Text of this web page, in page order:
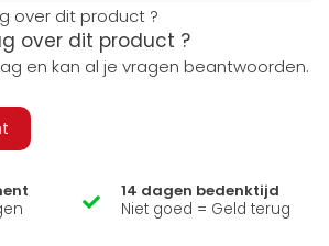
over dit product ?
en kan al je vragen beantwoorden.
14 dagen bedenktijd
Niet goed = Geld terug